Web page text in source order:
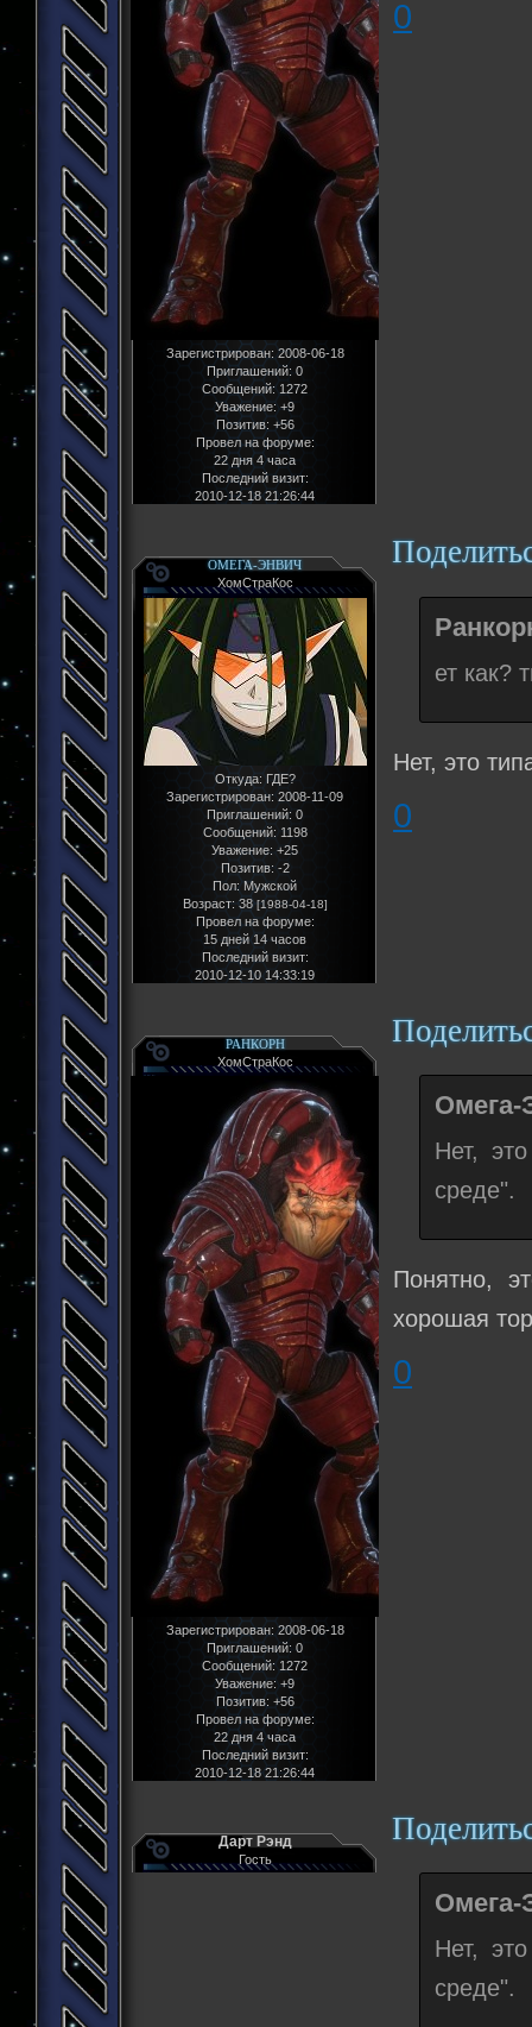
Зарегистрирован: 2008-06-18
Приглашений: 0
Сообщений: 1272
Уважение: +9
Позитив: +56
Провел на форуме:
22 дня 4 часа
Последний визит:
2010-12-18 21:26:44
0
ОМЕГА-ЭНВИЧ
ХомСтраКос
Откуда: ГДЕ?
Зарегистрирован: 2008-11-09
Приглашений: 0
Сообщений: 1198
Уважение: +25
Позитив: -2
Пол: Мужской
Возраст: 38[1988-04-18]
Провел на форуме:
15 дней 14 часов
Последний визит:
2010-12-10 14:33:19
ет как?
Нет, это
0
РАНКОРН
ХомСтраКос
Зарегистрирован: 2008-06-18
Приглашений: 0
Сообщений: 1272
Уважение: +9
Позитив: +56
Провел на форуме:
22 дня 4 часа
Последний визит:
2010-12-18 21:26:44
Омега-
Нет,
среде".
Понятно,
хорошая
0
Дарт Рэнд
Гость
Омега-
Нет,
среде".